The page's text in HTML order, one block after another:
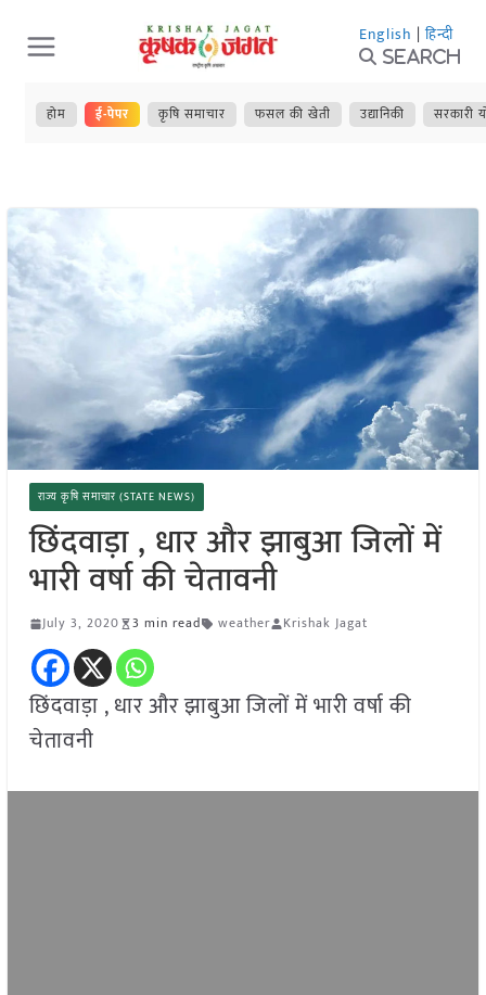
Skip
to
content
English | हिन्दी
Search
होम ई-पेपर कृषि समाचार फसल की खेती उद्यानिकी सरकारी
राज्य कृषि समाचार (STATE NEWS)
छिंदवाड़ा , धार और झाबुआ जिलों में
भारी वर्षा की चेतावनी
July 3, 2020 3 min read weather Krishak Jagat
छिंदवाड़ा , धार और झाबुआ जिलों में भारी वर्षा की
चेतावनी